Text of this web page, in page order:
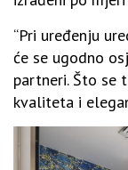
“Pri uređenju
će se ugodno
partneri. Što se
kvaliteta i